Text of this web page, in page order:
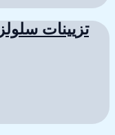
تزیینات